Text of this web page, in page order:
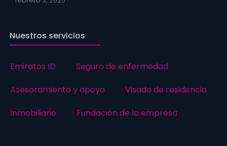
Nuestros servicios
Emiratos ID
Seguro de enfermedad
Asesoramiento y apoyo
Visado de residencia
Inmobiliario
Fundación de la empresa